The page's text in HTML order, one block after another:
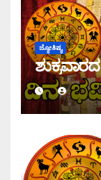
ಜ್ಯೋತಿಷ್ಯ